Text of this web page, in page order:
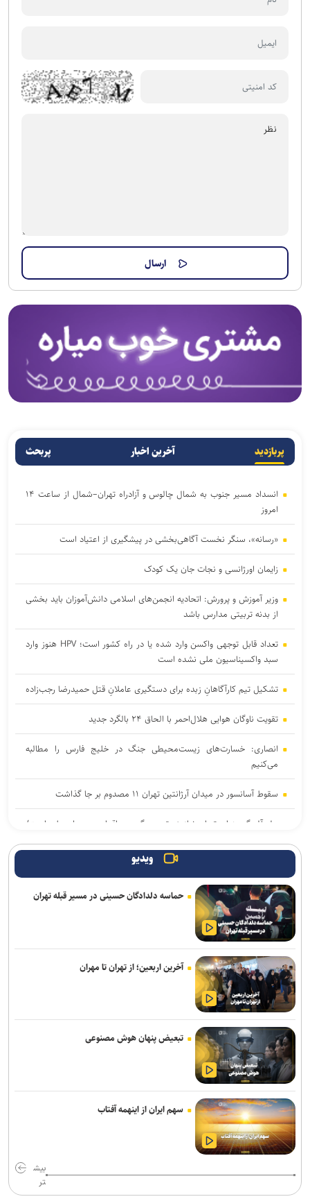
پربازدید آخرین اخبار پربحث
انسداد مسیر جنوب به شمال چالوس و آزادراه تهران–شمال از ساعت ۱۴
امروز
«رسانه»، سنگر نخست آگاهی‌بخشی در پیشگیری از اعتیاد است
زایمان اورژانسی و نجات جان یک کودک
وزیر آموزش و پرورش: اتحادیه انجمن‌های اسلامی دانش‌آموزان باید بخشی
از بدنه تربیتی مدارس باشد
تعداد قابل توجهی واکسن وارد شده یا در راه کشور است؛ HPV هنوز وارد
سبد واکسیناسیون ملی نشده است
تشکیل تیم کارآگاهانِ زبده برای دستگیری عاملانِ قتل حمیدرضا رجب‌زاده
تقویت ناوگان هوایی هلال‌احمر با الحاق ۲۴ بالگرد جدید
انصاری: خسارت‌های زیست‌محیطی جنگ در خلیج فارس را مطالبه‌
می‌کنیم
سقوط آسانسور در میدان آرژانتین تهران ۱۱ مصدوم بر جا گذاشت
حل آلودگی هوای تهران نیازمند تصمیم‌گیری و اقدام در سطح ملی است/
مسائل اجتماعی باید در متن تصمیم‌گیری و برنامه‌ریزی کشور قرار گیرد
تونل توحید از بامداد یکشنبه مسدود می‌شود
۳ سانحه مرگبار طی یک هفته در بزرگراه‌های تهران؛ هشدار دوباره به
رانندگان و عابران
باند سارقان پالس NS در تهران متلاشی شد؛ ۳ عضو باند شناسایی و
دستگیر شدند
هشدار نسبت به وقوع تندباد در تهران
۷کشته و مصدوم در تصادف مرگبار پژو پارس و ساینا در اصفهان
۵۳ هزار موتور سوار به دلیل تردد در خطوط ویژه اعمال قانون شدند
شهدا حامیان معنوی و راهبر مسیر زندگی هستند/ فروپاشی ابهت پوشالی
استکبار در پی مقاومت ملت ایران
روایت کولیوند از خدمات هلال احمر در اربعین حسینی
ویدیو
حماسه دلدادگان حسینی در مسیر قبله تهران
آخرین اربعین؛ از تهران تا مهران
تبعیض پنهان هوش مصنوعی
سهم ایران از اینهمه آفتاب
بیش
تر